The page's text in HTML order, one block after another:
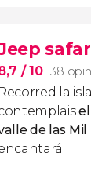
/ 10 38
Recorred la
de las